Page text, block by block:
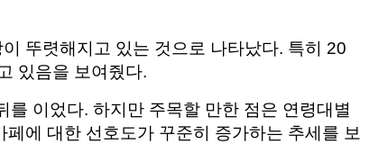
뚜렷해지고 있는 것으로 나타났다. 특히 20
있음을 보여줬다.
이었다. 하지만 주목할 만한 점은 연령대별
에 대한 선호도가 꾸준히 증가하는 추세를 보